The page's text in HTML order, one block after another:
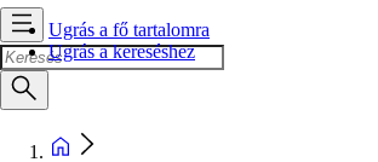
Ugrás a fő tartalomra
Ugrás a kereséshez